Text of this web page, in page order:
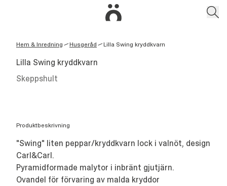
Hem & Inredning /Husgeråd /Lilla Swing kryddkvarn
Lilla Swing kryddkvarn
Skeppshult
Produktbeskrivning
"Swing" liten peppar/kryddkvarn lock i valnöt, design
Carl&Carl.
Pyramidformade malytor i inbränt gjutjärn.
Ovandel för förvaring av malda kryddor